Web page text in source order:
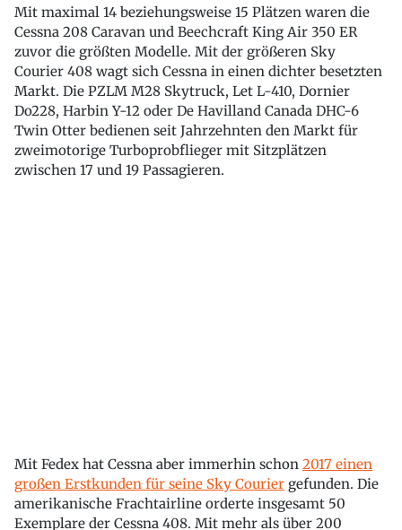
Mit maximal 14 beziehungsweise 15 Plätzen waren die
Cessna 208 Caravan und Beechcraft King Air 350 ER
zuvor die größten Modelle. Mit der größeren Sky
Courier 408 wagt sich Cessna in einen dichter besetzten
Markt. Die PZLM M28 Skytruck, Let L-410, Dornier
Do228, Harbin Y-12 oder De Havilland Canada DHC-6
Twin Otter bedienen seit Jahrzehnten den Markt für
zweimotorige Turboprobflieger mit Sitzplätzen
zwischen 17 und 19 Passagieren.
Mit Fedex hat Cessna aber immerhin schon 2017 einen
großen Erstkunden für seine Sky Courier gefunden. Die
amerikanische Frachtairline orderte insgesamt 50
Exemplare der Cessna 408. Mit mehr als über 200